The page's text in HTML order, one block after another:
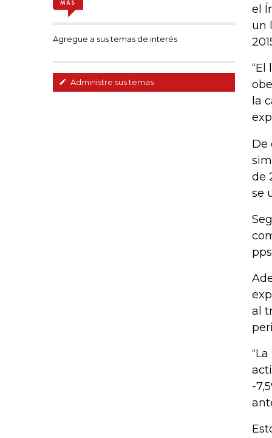
Agregue a sus temas de interés
Administre sus temas
el
un
la
De
de
se
al
-